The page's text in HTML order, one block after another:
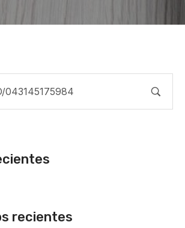
recientes